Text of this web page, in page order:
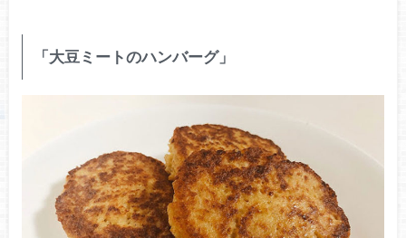
「大豆ミートのハンバーグ」